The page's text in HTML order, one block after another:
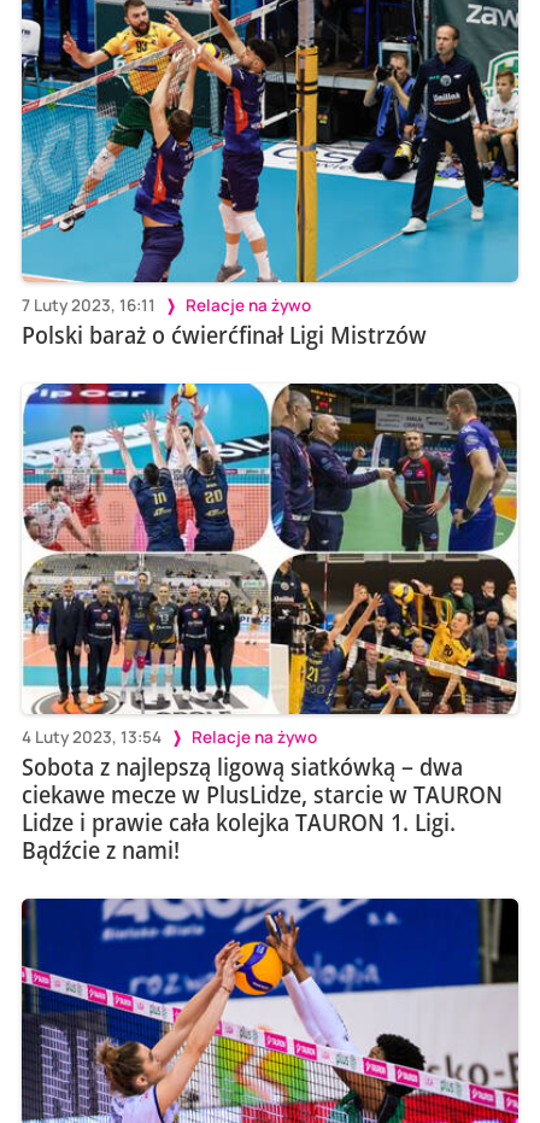
7 Luty 2023, 16:11 Relacje na żywo
Polski baraż o ćwierćfinał Ligi Mistrzów
4 Luty 2023, 13:54 Relacje na żywo
Sobota z najlepszą ligową siatkówką – dwa
ciekawe mecze w PlusLidze, starcie w TAURON
Lidze i prawie cała kolejka TAURON 1. Ligi.
Bądźcie z nami!